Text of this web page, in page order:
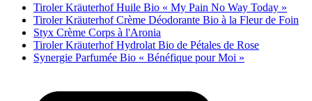
Tiroler Kräuterhof Huile Bio « My Pain No Way Today »
Tiroler Kräuterhof Crème Déodorante Bio à la Fleur de Foin
Styx Crème Corps à l'Aronia
Tiroler Kräuterhof Hydrolat Bio de Pétales de Rose
Synergie Parfumée Bio « Bénéfique pour Moi »